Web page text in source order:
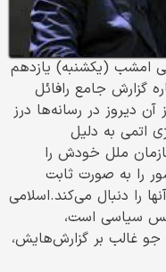
امشب (یکشنبه) یازدهم
گزارش جامع رافائل
دیروز در رسانه‌ها درز
اتمی به دلیل
ملل خودش را
را به صورت ثابت
را دنبال می‌کند.اسلامی
سیاسی است،
جو غالب بر گزارش‌هایش،